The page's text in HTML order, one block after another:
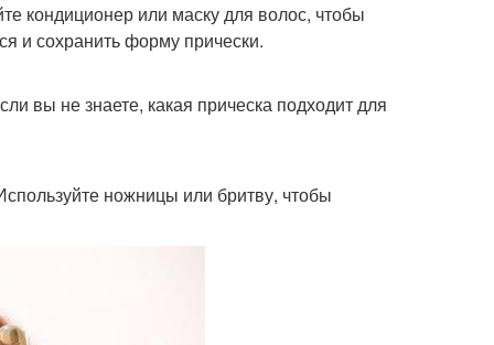
кондиционер или маску для волос, чтобы
и сохранить форму прически.
вы не знаете, какая прическа подходит для
ножницы или бритву, чтобы